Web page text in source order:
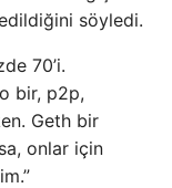
söyledi.
70’i.
bir, p2p,
Geth bir
onlar için